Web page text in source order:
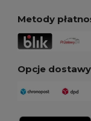
Metody
Opcje dostawy